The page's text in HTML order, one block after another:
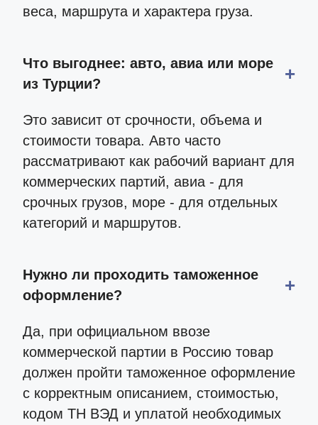
веса, маршрута и характера груза.
Что выгоднее: авто, авиа или море
из Турции?
Это зависит от срочности, объема и
стоимости товара. Авто часто
рассматривают как рабочий вариант для
коммерческих партий, авиа - для
срочных грузов, море - для отдельных
категорий и маршрутов.
Нужно ли проходить таможенное
оформление?
Да, при официальном ввозе
коммерческой партии в Россию товар
должен пройти таможенное оформление
с корректным описанием, стоимостью,
кодом ТН ВЭД и уплатой необходимых